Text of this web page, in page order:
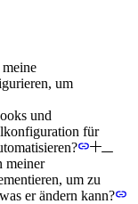
um
und
für
meiner
um zu
er ändern kann?